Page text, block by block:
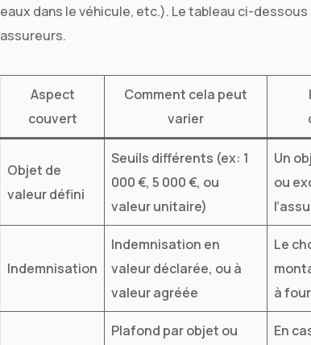
eaux dans le véhicule, etc.). Le tableau ci-
assureurs.
Aspect
couvert
Comment cela peut
varier
Objet de
valeur défini
Seuils différents (ex: 1
000 €, 5 000 €, ou
valeur unitaire)
Un
ou
Indemnisation
Indemnisation en
valeur déclarée, ou à
valeur agréée
Le
à
Plafond par objet ou
En